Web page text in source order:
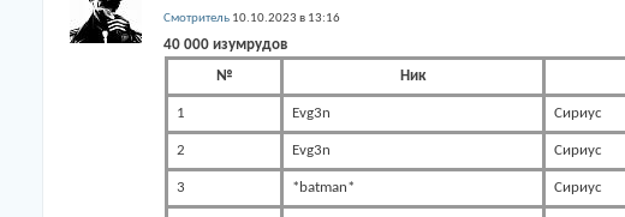
Смотритель 10.10.2023 в 13:16
40 000 изумрудов
№
Ник
1 Evg3n Сириус
2 Evg3n Сириус
3 *batman* Сириус